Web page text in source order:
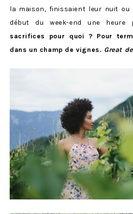
la maison, finissaient leur nuit ou
début du week-end une
sacrifices pour quoi ? Pour
dans un champ de vignes. Great